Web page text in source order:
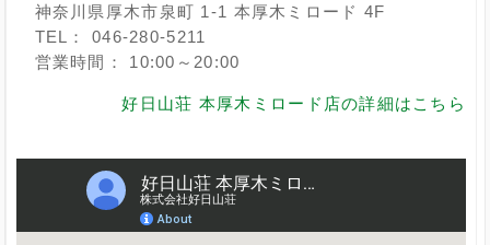
神奈川県厚木市泉町 1-1 本厚木ミロード 4F
TEL： 046-280-5211
営業時間： 10:00～20:00
好日山荘 本厚木ミロード店の詳細はこちら